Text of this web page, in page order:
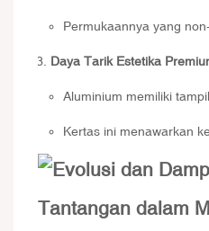
Permukaannya yang
Daya Tarik Estetika
Aluminium memiliki
Kertas ini menawarkan
Tantangan dalam